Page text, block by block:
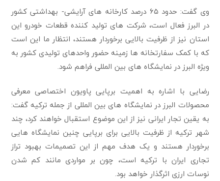
وی گفت: حدود ۶۵ درصد کارخانه های آرایشی- بهداشتی کشور
در البرز فعال است، شرکت های تولید کننده قطعات خودرو این
استان نیز از ظرفیت بالایی برخوردار هستند، انتظار ما این است
که با کمک سفارتخانه ها زمینه حضور واحدهای تولیدی کشور به
ویژه البرز در نمایشگاه های بین المللی فراهم شود.
رضایی با اشاره به اهمیت برپایی پاویون اختصاصی معرفی
محصولات البرز در نمایشگاه های بین المللی از جمله ترکیه گفت:
به یقین تجار ایرانی نیز از این موضوع استقبال خواهند کرد، چند
شهر ترکیه از ظرفیت بالایی برای برپایی چنین نمایشگاه هایی
برخوردار هستند و یک هدف مهم از این تصمیمات بهبود تراز
تجاری ایران با ترکیه است، چون بر مواردی مانند کم شدن
نوسات ارزی اثرگذار خواهد بود.